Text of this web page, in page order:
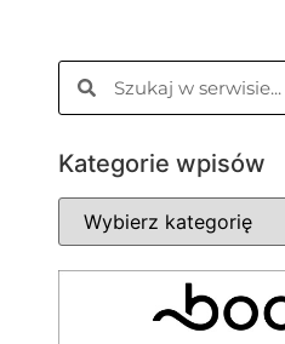
Kategorie wpisów